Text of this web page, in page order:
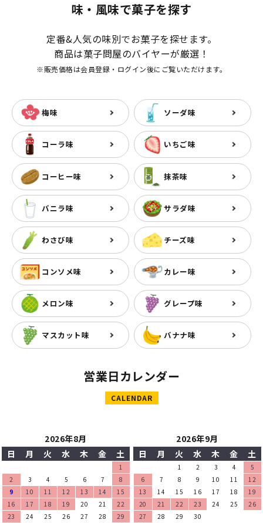
味・風味で菓子を探す
定番&人気の味別でお菓子を探せます。
商品は菓子問屋のバイヤーが厳選！
※販売価格は会員登録・ログイン後にご覧いただけます。
梅味 ソーダ味
コーラ味 いちご味
コーヒー味 抹茶味
バニラ味 サラダ味
わさび味 チーズ味
コンソメ味 カレー味
メロン味 グレープ味
マスカット味 バナナ味
営業日カレンダー
CALENDAR
2026年8月
日
月 火 水 木 金 土
1
2
3 4 5 6 7
8
9
10 11 12 13 14
15
16
17 18 19 20 21
22
23
24 25 26 27 28
29
2026年9月
日
月 火 水 木 金 土
1 2 3 4
5
6
7 8 9 10 11
12
13
14 15 16 17 18
19
20
21 22 23 24 25
26
27
28 29 30